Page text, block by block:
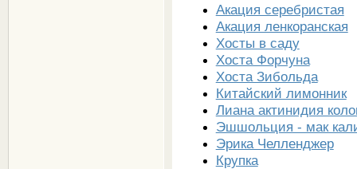
Акация серебристая
Акация ленкоранская
Хосты в саду
Хоста Форчуна
Хоста Зибольда
Китайский лимонник
Лиана актинидия
Эшшольция - мак
Эрика Челленджер
Крупка